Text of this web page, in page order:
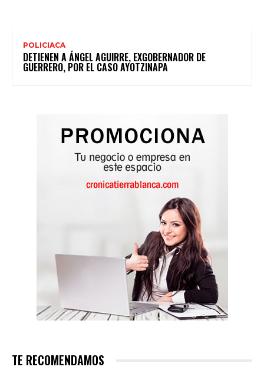
POLICIACA
DETIENEN A ÁNGEL AGUIRRE, EXGOBERNADOR DE
GUERRERO, POR EL CASO AYOTZINAPA
TE RECOMENDAMOS